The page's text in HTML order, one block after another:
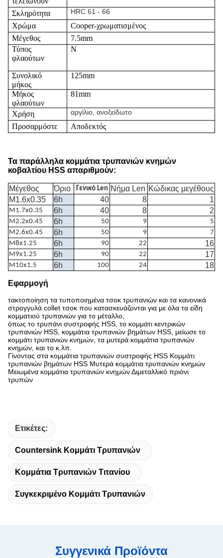
Σκληρότητα
HRC 61 - 66
Χρώμα
Cooper-χρωματισμένος
Μέγεθος
7.5mm
Τύπος
φλαούτων
Ν
Συνολικό
μήκος
125mm
Μήκος
φλαούτων
81mm
Χρήση αργίλιο, ανοξείδωτο
Προσαρμόστε Αποδεκτός
Τα παράλληλα κομμάτια τρυπανιών κνημών
κοβαλτίου HSS απαριθμούν:
Μέγεθος Όριο Γενικό Len Νήμα Len Κώδικας μεγέθους
M1.6x0.35
6h 40 8 1
M1.7x0.35 6h 40 8 2
M2.2x0.45 6h 50 9
5
M2.6x0.45
6h 50 9
7
M8x1.25
6h 90 22 16
M9x1.25 6h 90 22 17
M10x1.5 6h 100 24 18
Εφαρμογή
τακτοποίηση τα τυποποιημένα τσοκ τρυπανιών και τα κανονικά
στρογγυλά collet τσοκ που κατασκευάζονται για με όλα τα είδη
κομματιού τρυπανιών για το μέταλλο,
όπως το τρυπάνι συστροφής HSS, το κομμάτι κεντρικών
τρυπανιών HSS, κομμάτια τρυπανιών βημάτων HSS, μείωσε το
κομμάτι τρυπανιών κνημών, τα μυτερά κομμάτια τρυπανιών
κνημών, και το κ.λπ.
Γίνοντας στα κομμάτια τρυπανιών συστροφής HSS Κομμάτι
τρυπανιών βημάτων HSS Μυτερά κομμάτια τρυπανιών κνημών
Μειωμένα κομμάτια τρυπανιών κνημών Διμεταλλικό πριόνι
τρυπών
Ετικέτες:
Countersink Κομμάτι Τρυπανιών
Κομμάτια Τρυπανιών Τιτανίου
Συγκεκριμένο Κομμάτι Τρυπανιών
Συγγενικά Προϊόντα